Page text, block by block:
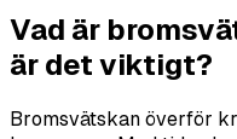
Vad är
är det viktigt?
Bromsvätskan överför